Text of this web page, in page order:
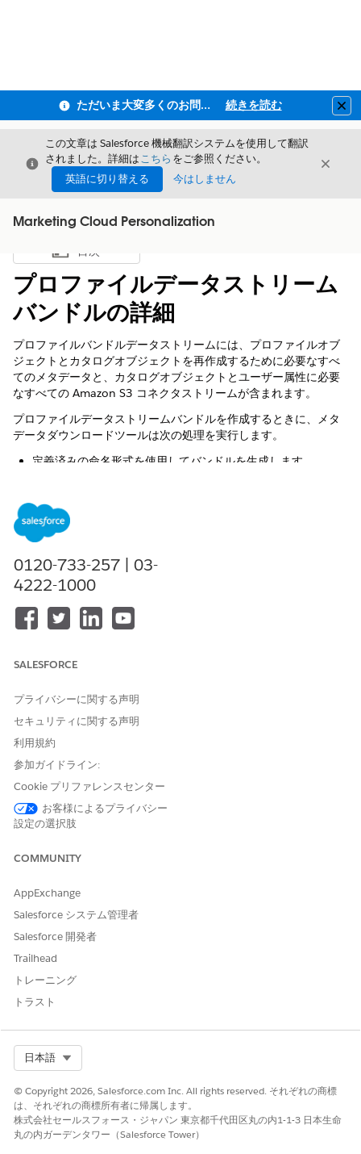
ただいま大変多くのお問い合わせをいただいており、ご連絡までにお時間を頂戴しております 続きを読む
閉じる
この文章は Salesforce 機械翻訳システムを使用して翻訳
されました。詳細はこちら をご参照ください。
英語に切り替える
今はしません
閉じる
Marketing Cloud Personalization
目次を表示
目次
プロファイルデータストリーム
バンドルの詳細
プロファイルバンドルデータストリームには、プロファイルオブ
ジェクトとカタログオブジェクトを再作成するために必要なすべ
てのメタデータと、カタログオブジェクトとユーザー属性に必要
なすべての Amazon S3 コネクタストリームが含まれます。
プロファイルデータストリームバンドルを作成するときに、メタ
データダウンロードツールは次の処理を実行します。
定義済みの命名形式を使用してバンドルを生成します。
Personalization データセットに関連付けられた名前です。
すべての有効なプロファイルオブジェクトをデータモデルオブ
データモデルオブジェクトに追加します。
メモこれらのオブジェクトまたは属性がサイトマップで追
DMO に対応付けてください。
この記事で問題は解決されましたか?
ご意見をお待ちしております。
0120-733-257 | 03-
4222-1000
SALESFORCE
プライバシーに関する声明
セキュリティに関する声明
利用規約
参加ガイドライン:
Cookie プリファレンスセンター
お客様によるプライバシー
設定の選択肢
COMMUNITY
AppExchange
Salesforce システム管理者
Salesforce 開発者
Trailhead
トレーニング
トラスト
日本語
© Copyright 2026, Salesforce.com Inc. All rights reserved. それぞれの商標
は、それぞれの商標所有者に帰属します。
株式会社セールスフォース・ジャパン 東京都千代田区丸の内1-1-3 日本生命
丸の内ガーデンタワー（Salesforce Tower）